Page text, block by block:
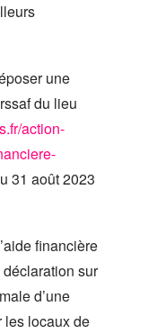
une
du lieu
action-
31 août 2023
financière
sur
d’une
les locaux de